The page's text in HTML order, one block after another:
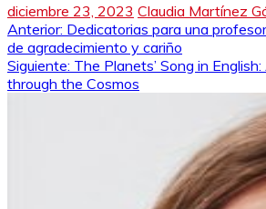
diciembre 23, 2023 Claudia Martínez
Navegación
de
entradas
Anterior: Dedicatorias para una
de agradecimiento y cariño
Siguiente: The Planets’ Song in
through the Cosmos